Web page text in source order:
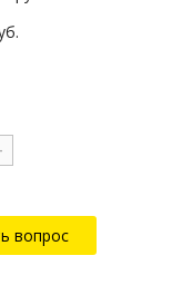
вопрос